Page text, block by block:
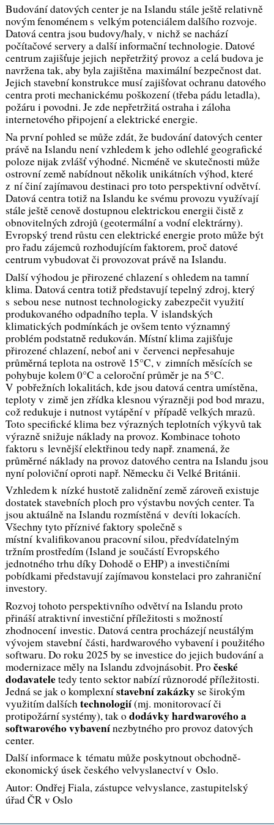
Budování datových center je na Islandu stále ještě relativně
novým fenoménem s velkým potenciálem dalšího rozvoje.
Datová centra jsou budovy/haly, v nichž se nachází
počítačové servery a další informační technologie. Datové
centrum zajišťuje jejich nepřetržitý provoz a celá budova je
navržena tak, aby byla zajištěna maximální bezpečnost dat.
Jejich stavební konstrukce musí zajišťovat ochranu datového
centra proti mechanickému poškození (třeba pádu letadla),
požáru i povodni. Je zde nepřetržitá ostraha i záloha
internetového připojení a elektrické energie.
Na první pohled se může zdát, že budování datových center
právě na Islandu není vzhledem k jeho odlehlé geografické
poloze nijak zvlášť výhodné. Nicméně ve skutečnosti může
ostrovní země nabídnout několik unikátních výhod, které
z ní činí zajímavou destinaci pro toto perspektivní odvětví.
Datová centra totiž na Islandu ke svému provozu využívají
stále ještě cenově dostupnou elektrickou energii čistě z
obnovitelných zdrojů (geotermální a vodní elektrárny).
Evropský trend růstu cen elektrické energie proto může být
pro řadu zájemců rozhodujícím faktorem, proč datové
centrum vybudovat či provozovat právě na Islandu.
Další výhodou je přirozené chlazení s ohledem na tamní
klima. Datová centra totiž představují tepelný zdroj, který
s sebou nese nutnost technologicky zabezpečit využití
produkovaného odpadního tepla. V islandských
klimatických podmínkách je ovšem tento významný
problém podstatně redukován. Místní klima zajišťuje
přirozené chlazení, neboť ani v červenci nepřesahuje
průměrná teplota na ostrově 15°C, v zimních měsících se
pohybuje kolem 0°C a celoroční průměr je na 5°C.
V pobřežních lokalitách, kde jsou datová centra umístěna,
teploty v zimě jen zřídka klesnou výrazněji pod bod mrazu,
což redukuje i nutnost vytápění v případě velkých mrazů.
Toto specifické klima bez výrazných teplotních výkyvů tak
výrazně snižuje náklady na provoz. Kombinace tohoto
faktoru s levnější elektřinou tedy např. znamená, že
průměrné náklady na provoz datového centra na Islandu jsou
nyní poloviční oproti např. Německu či Velké Británii.
Vzhledem k nízké hustotě zalidnění země zároveň existuje
dostatek stavebních ploch pro výstavbu nových center. Ta
jsou aktuálně na Islandu rozmístěná v devíti lokacích.
Všechny tyto příznivé faktory společně s
místní kvalifikovanou pracovní silou, předvídatelným
tržním prostředím (Island je součástí Evropského
jednotného trhu díky Dohodě o EHP) a investičními
pobídkami představují zajímavou konstelaci pro zahraniční
investory.
Rozvoj tohoto perspektivního odvětví na Islandu proto
přináší atraktivní investiční příležitosti s možností
zhodnocení investic. Datová centra procházejí neustálým
vývojem stavební části, hardwarového vybavení i použitého
softwaru. Do roku 2025 by se investice do jejich budování a
modernizace měly na Islandu zdvojnásobit. Pro české
dodavateletedy tento sektor nabízí různorodé příležitosti.
Jedná se jak o komplexnístavební zakázkyse širokým
využitím dalšíchtechnologií(mj. monitorovací či
protipožární systémy), tak o dodávky hardwarového a
softwarového vybavenínezbytného pro provoz datových
center.
Další informace k tématu může poskytnout obchodně-
ekonomický úsek českého velvyslanectví v Oslo.
Autor: Ondřej Fiala, zástupce velvyslance, zastupitelský
úřad ČR v Oslo